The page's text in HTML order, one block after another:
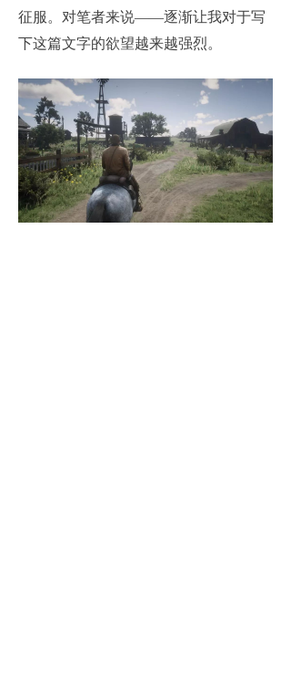
征服。对笔者来说——逐渐让我对于写
下这篇文字的欲望越来越强烈。